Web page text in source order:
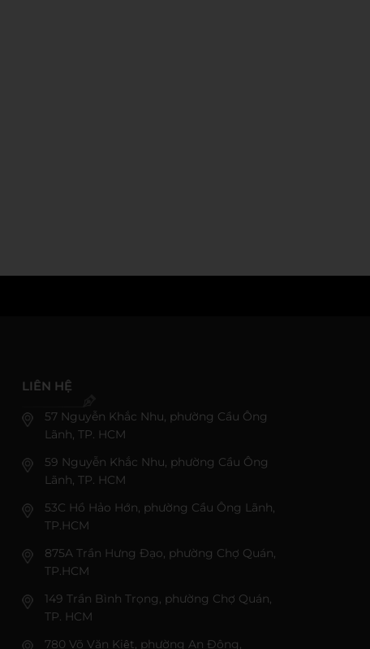
LIÊN HỆ
57 Nguyễn Khắc Nhu, phường Cầu Ông
Lãnh, TP. HCM
59 Nguyễn Khắc Nhu, phường Cầu Ông
Lãnh, TP. HCM
53C Hồ Hảo Hớn, phường Cầu Ông Lãnh,
TP.HCM
875A Trần Hưng Đạo, phường Chợ Quán,
TP.HCM
149 Trần Bình Trọng, phường Chợ Quán,
TP. HCM
780 Võ Văn Kiệt, phường An Đông,